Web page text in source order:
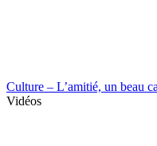
Culture – L’amitié, un beau
Vidéos